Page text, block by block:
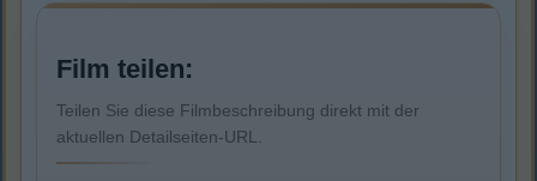
Film teilen:
Teilen Sie diese Filmbeschreibung direkt mit der
aktuellen Detailseiten-URL.